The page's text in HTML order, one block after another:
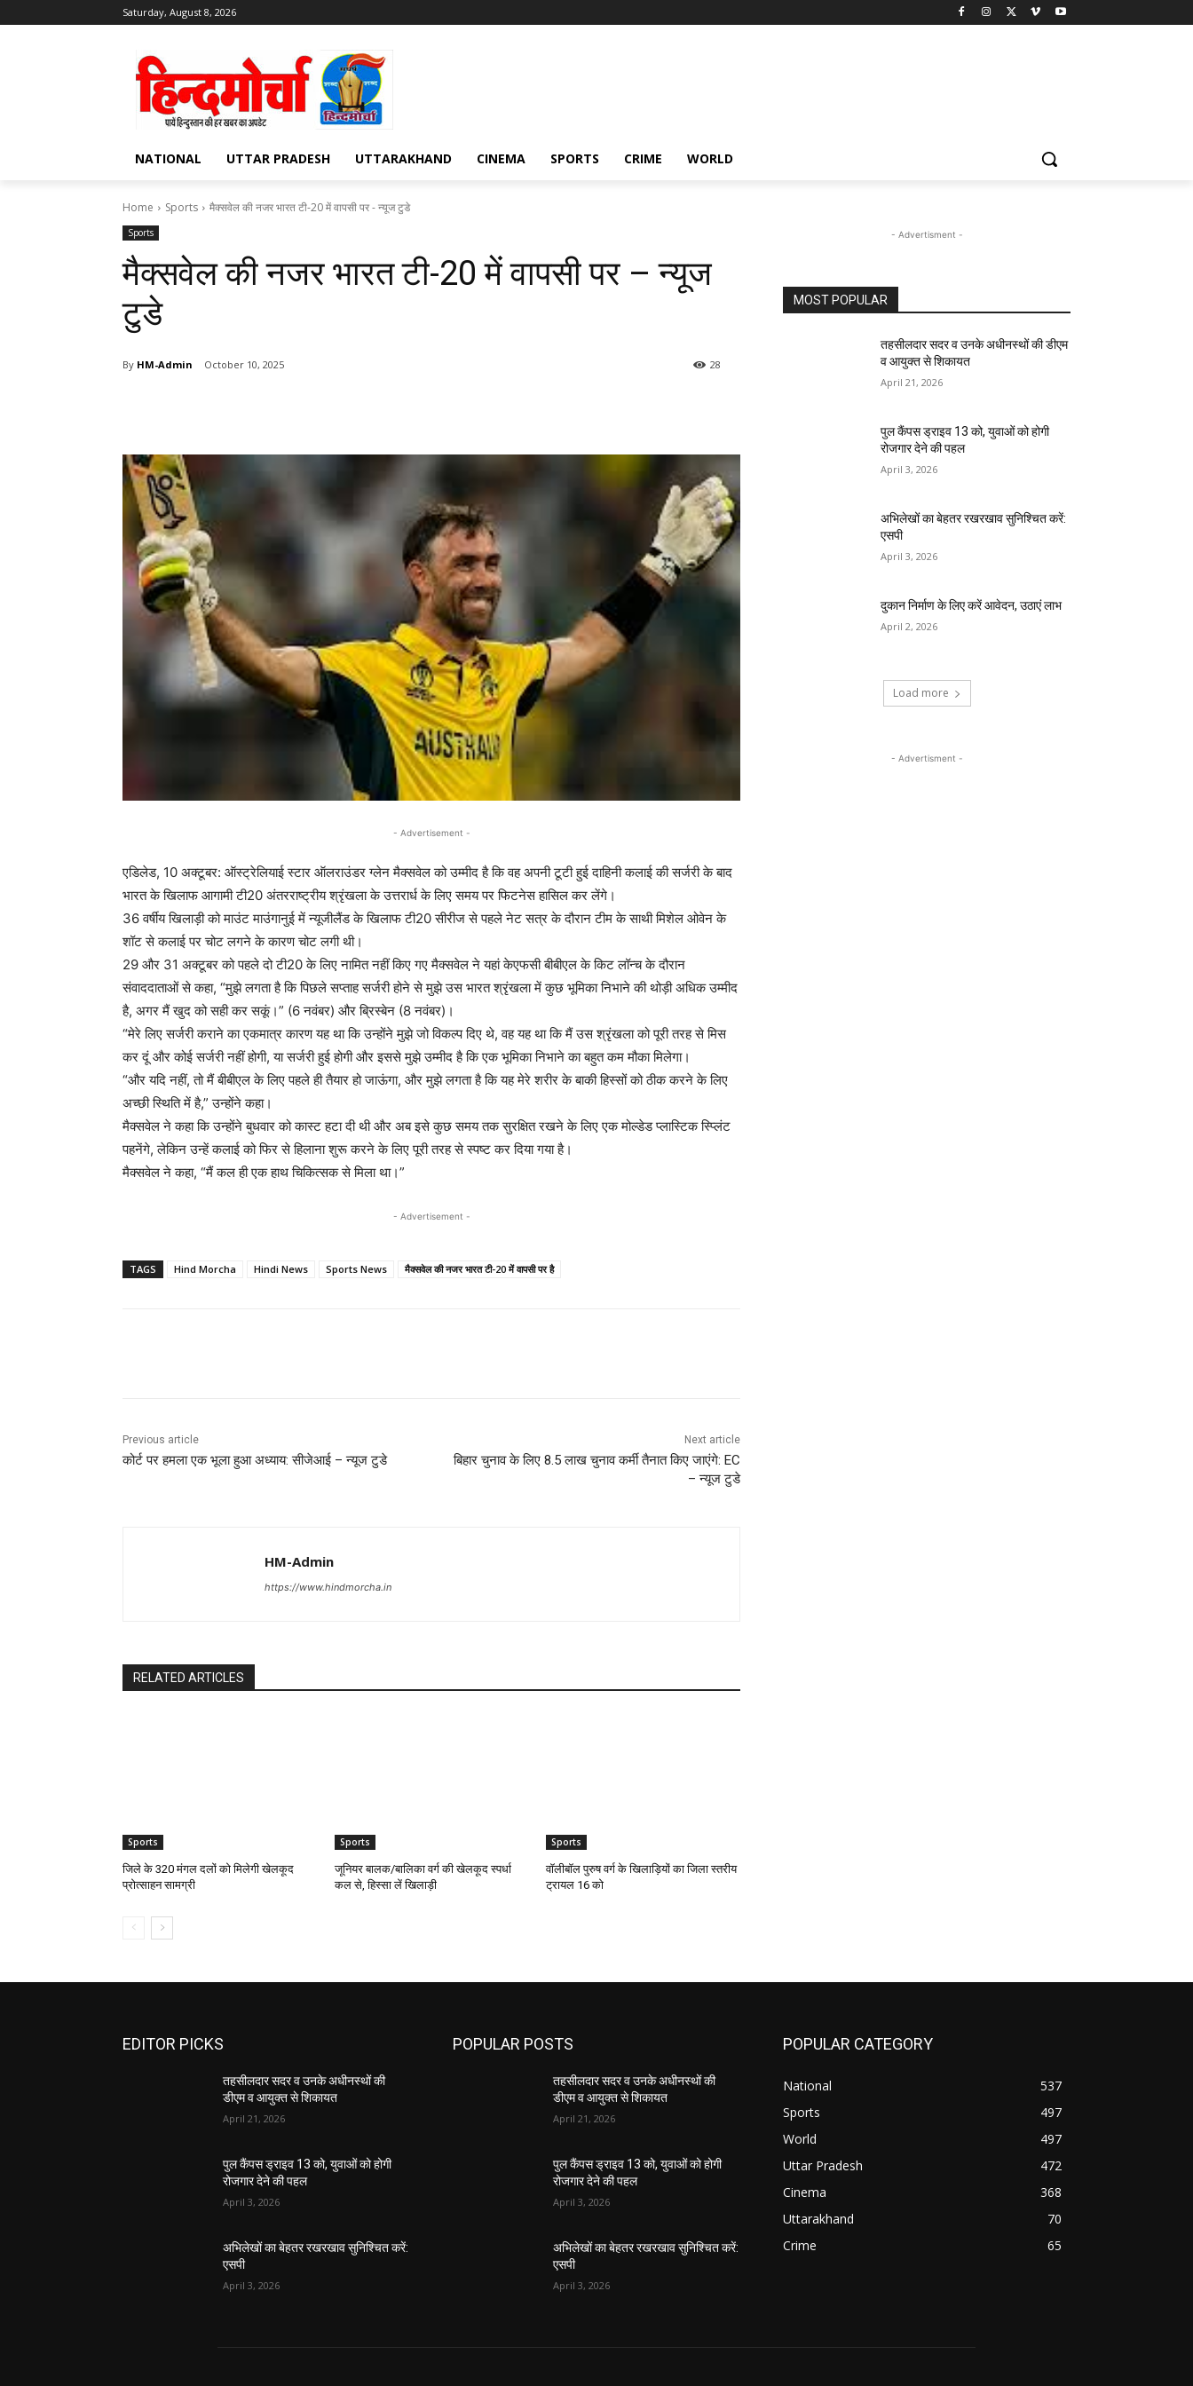
Saturday, August 8, 2026
NATIONAL UTTAR PRADESH UTTARAKHAND CINEMA SPORTS CRIME WORLD
Home Sports मैक्सवेल की नजर भारत टी-20 में वापसी पर - न्यूज टुडे
Sports
मैक्सवेल की नजर भारत टी-20 में वापसी पर – न्यूज
टुडे
By HM-Admin October 10, 2025 28
- Advertisement -
एडिलेड, 10 अक्टूबर: ऑस्ट्रेलियाई स्टार ऑलराउंडर ग्लेन मैक्सवेल को उम्मीद है कि वह अपनी टूटी हुई दाहिनी कलाई की सर्जरी के बाद
भारत के खिलाफ आगामी टी20 अंतरराष्ट्रीय श्रृंखला के उत्तरार्ध के लिए समय पर फिटनेस हासिल कर लेंगे।
36 वर्षीय खिलाड़ी को माउंट माउंगानुई में न्यूजीलैंड के खिलाफ टी20 सीरीज से पहले नेट सत्र के दौरान टीम के साथी मिशेल ओवेन के
शॉट से कलाई पर चोट लगने के कारण चोट लगी थी।
29 और 31 अक्टूबर को पहले दो टी20 के लिए नामित नहीं किए गए मैक्सवेल ने यहां केएफसी बीबीएल के किट लॉन्च के दौरान
संवाददाताओं से कहा, “मुझे लगता है कि पिछले सप्ताह सर्जरी होने से मुझे उस भारत श्रृंखला में कुछ भूमिका निभाने की थोड़ी अधिक उम्मीद
है, अगर मैं खुद को सही कर सकूं।” (6 नवंबर) और ब्रिस्बेन (8 नवंबर)।
“मेरे लिए सर्जरी कराने का एकमात्र कारण यह था कि उन्होंने मुझे जो विकल्प दिए थे, वह यह था कि मैं उस श्रृंखला को पूरी तरह से मिस
कर दूं और कोई सर्जरी नहीं होगी, या सर्जरी हुई होगी और इससे मुझे उम्मीद है कि एक भूमिका निभाने का बहुत कम मौका मिलेगा।
“और यदि नहीं, तो मैं बीबीएल के लिए पहले ही तैयार हो जाऊंगा, और मुझे लगता है कि यह मेरे शरीर के बाकी हिस्सों को ठीक करने के लिए
अच्छी स्थिति में है,” उन्होंने कहा।
मैक्सवेल ने कहा कि उन्होंने बुधवार को कास्ट हटा दी थी और अब इसे कुछ समय तक सुरक्षित रखने के लिए एक मोल्डेड प्लास्टिक स्प्लिंट
पहनेंगे, लेकिन उन्हें कलाई को फिर से हिलाना शुरू करने के लिए पूरी तरह से स्पष्ट कर दिया गया है।
मैक्सवेल ने कहा, “मैं कल ही एक हाथ चिकित्सक से मिला था।”
- Advertisement -
TAGS Hind Morcha Hindi News Sports News मैक्सवेल की नजर भारत टी-20 में वापसी पर है
Previous article
कोर्ट पर हमला एक भूला हुआ अध्याय: सीजेआई – न्यूज टुडे
Next article
बिहार चुनाव के लिए 8.5 लाख चुनाव कर्मी तैनात किए जाएंगे: EC
– न्यूज टुडे
HM-Admin
https://www.hindmorcha.in
RELATED ARTICLES
Sports
जिले के 320 मंगल दलों को मिलेगी खेलकूद
प्रोत्साहन सामग्री
Sports
जूनियर बालक/बालिका वर्ग की खेलकूद स्पर्धा
कल से, हिस्सा लें खिलाड़ी
Sports
वॉलीबॉल पुरुष वर्ग के खिलाड़ियों का जिला स्तरीय
ट्रायल 16 को
- Advertisment -
MOST POPULAR
तहसीलदार सदर व उनके अधीनस्थों की डीएम
व आयुक्त से शिकायत
April 21, 2026
पुल कैंपस ड्राइव 13 को, युवाओं को होगी
रोजगार देने की पहल
April 3, 2026
अभिलेखों का बेहतर रखरखाव सुनिश्चित करें:
एसपी
April 3, 2026
दुकान निर्माण के लिए करें आवेदन, उठाएं लाभ
April 2, 2026
Load more
- Advertisment -
EDITOR PICKS
तहसीलदार सदर व उनके अधीनस्थों की
डीएम व आयुक्त से शिकायत
April 21, 2026
पुल कैंपस ड्राइव 13 को, युवाओं को होगी
रोजगार देने की पहल
April 3, 2026
अभिलेखों का बेहतर रखरखाव सुनिश्चित करें:
एसपी
April 3, 2026
POPULAR POSTS
तहसीलदार सदर व उनके अधीनस्थों की
डीएम व आयुक्त से शिकायत
April 21, 2026
पुल कैंपस ड्राइव 13 को, युवाओं को होगी
रोजगार देने की पहल
April 3, 2026
अभिलेखों का बेहतर रखरखाव सुनिश्चित करें:
एसपी
April 3, 2026
POPULAR CATEGORY
National
537
Sports
497
World
497
Uttar Pradesh
472
Cinema
368
Uttarakhand
70
Crime
65